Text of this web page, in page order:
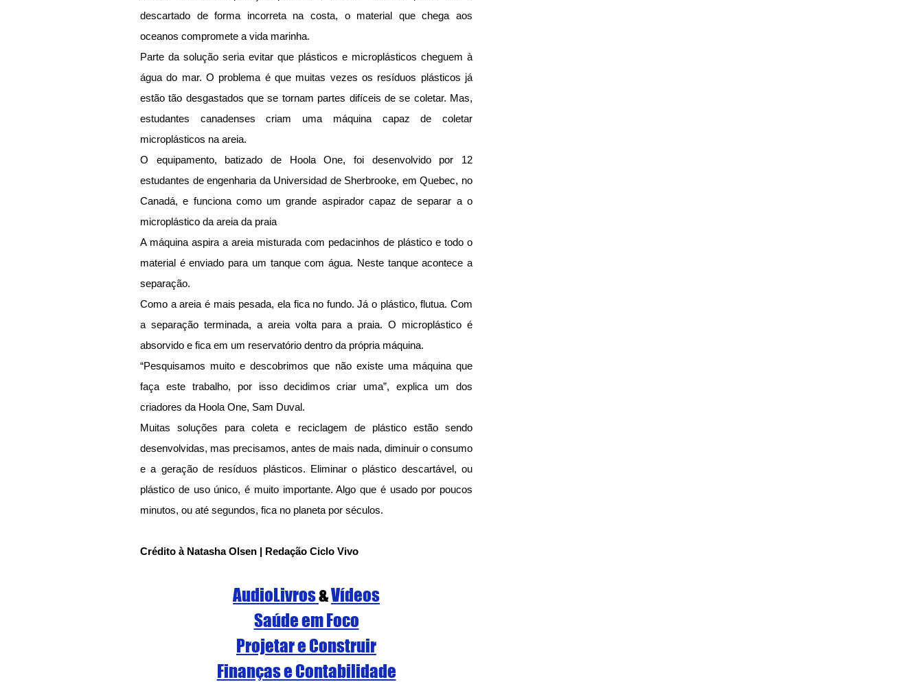
descartado de forma incorreta na costa, o material que chega aos
oceanos compromete a vida marinha.
Parte da solução seria evitar que plásticos e microplásticos cheguem à
água do mar. O problema é que muitas vezes os resíduos plásticos já
estão tão desgastados que se tornam partes difíceis de se coletar. Mas,
estudantes canadenses criam uma máquina capaz de coletar
microplásticos na areia.
O equipamento, batizado de Hoola One, foi desenvolvido por 12
estudantes de engenharia da Universidad de Sherbrooke, em Quebec, no
Canadá, e funciona como um grande aspirador capaz de separar a o
microplástico da areia da praia
A máquina aspira a areia misturada com pedacinhos de plástico e todo o
material é enviado para um tanque com água. Neste tanque acontece a
separação.
Como a areia é mais pesada, ela fica no fundo. Já o plástico, flutua. Com
a separação terminada, a areia volta para a praia. O microplástico é
absorvido e fica em um reservatório dentro da própria máquina.
“Pesquisamos muito e descobrimos que não existe uma máquina que
faça este trabalho, por isso decidimos criar uma”, explica um dos
criadores da Hoola One, Sam Duval.
Muitas soluções para coleta e reciclagem de plástico estão sendo
desenvolvidas, mas precisamos, antes de mais nada, diminuir o consumo
e a geração de resíduos plásticos. Eliminar o plástico descartável, ou
plástico de uso único, é muito importante. Algo que é usado por poucos
minutos, ou até segundos, fica no planeta por séculos.
Crédito à Natasha Olsen | Redação Ciclo Vivo
AudioLivros& Vídeos
Saúde em Foco
Projetar e Construir
Finanças e Contabilidade